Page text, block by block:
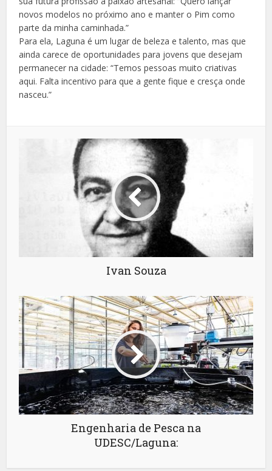
novos modelos no próximo ano e manter o Pim como
parte da minha caminhada.”
Para ela, Laguna é um lugar de beleza e talento, mas que
ainda carece de oportunidades para jovens que desejam
permanecer na cidade: “Temos pessoas muito criativas
aqui. Falta incentivo para que a gente fique e cresça onde
nasceu.”
Ivan Souza
Engenharia de Pesca na
UDESC/Laguna: